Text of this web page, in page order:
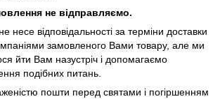
не відправляємо.
несе відповідальності за терміни доставки
замовленого Вами товару, але ми
йти Вам назустріч і допомагаємо
подібних питань.
пошти перед святами і погіршенням